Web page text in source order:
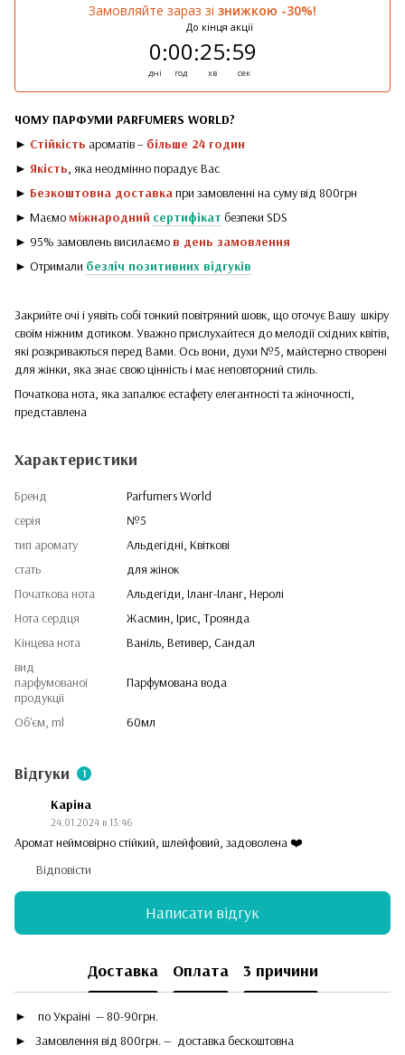
Замовляйте зараз зі знижкою -30%!
До кінця акції
0
дні
:00
год
:25
хв
:59
сек
ЧОМУ ПАРФУМИ PARFUMERS WORLD?
► Стійкість ароматів – більше 24 годин
► Якість , яка неодмінно порадує Вас
► Безкоштовна доставка при замовленні на суму від 800грн
► Маємо міжнародний сертифікат безпеки SDS
► 95% замовлень висилаємо в день замовлення
► Отримали безліч позитивних відгуків
Закрийте очі і уявіть собі тонкий повітряний шовк, що оточує Вашу шкіру
своїм ніжним дотиком. Уважно прислухайтеся до мелодії східних квітів,
які розкриваються перед Вами. Ось вони, духи №5, майстерно створені
для жінки, яка знає свою цінність і має неповторний стиль.
Початкова нота, яка запалює естафету елегантності та жіночності,
представлена
Характеристики
Бренд
Parfumers World
серія
№5
тип аромату
Альдегідні, Квіткові
стать
для жінок
Початкова нота
Альдегіди, Іланг-Іланг, Неролі
Нота сердця
Жасмин, Ірис, Троянда
Кінцева нота
Ваніль, Ветивер, Сандал
вид
парфумованої
продукції
Парфумована вода
Об'єм, ml 60мл
Відгуки 1
Каріна
24.01.2024 в 13:46
Аромат неймовірно стійкий, шлейфовий, задоволена ❤️
Відповісти
Написати відгук
Доставка Оплата 3 причини
►
по Україні — 80-90грн.
► Замовлення від 800грн. — доставка бескоштовна